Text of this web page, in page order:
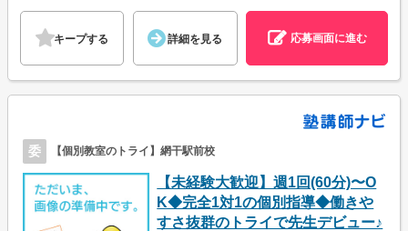
キープする 詳細を見る 応募画面に進む
委 【個別教室のトライ】網干駅前校
【未経験大歓迎】週1回(60分)〜O
K◆完全1対1の個別指導◆働きや
すさ抜群のトライで先生デビュー♪